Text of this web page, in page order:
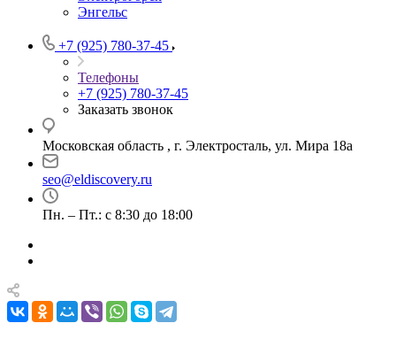
Энгельс
+7 (925) 780-37-45
Телефоны
+7 (925) 780-37-45
Заказать звонок
Московская область , г. Электросталь, ул. Мира 18а
seo@eldiscovery.ru
Пн. – Пт.: с 8:30 до 18:00